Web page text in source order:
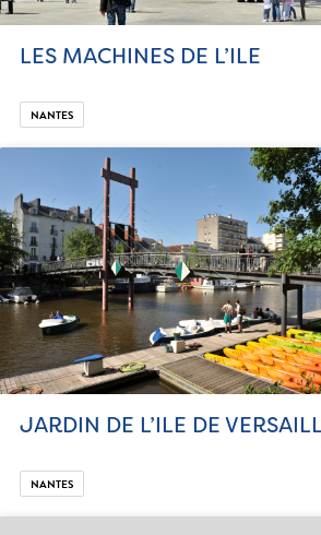
LES MACHINES DE L’ILE
NANTES
JARDIN DE L’ILE DE
NANTES